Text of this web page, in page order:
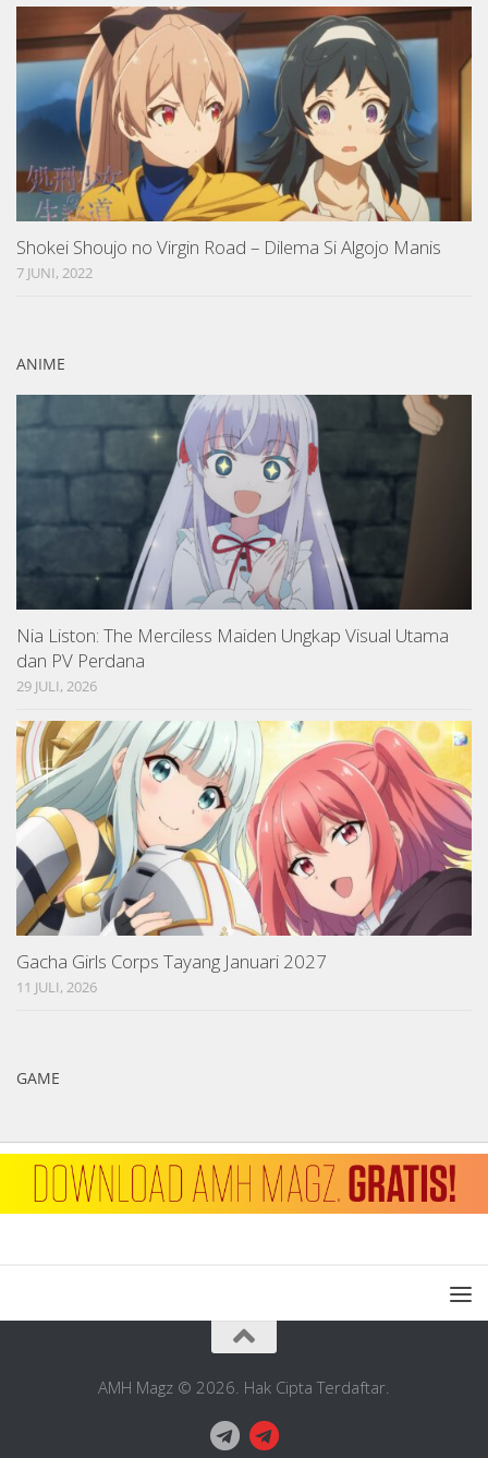
Shokei Shoujo no Virgin Road – Dilema Si Algojo Manis
7 JUNI, 2022
ANIME
Nia Liston: The Merciless Maiden Ungkap Visual Utama
dan PV Perdana
29 JULI, 2026
Gacha Girls Corps Tayang Januari 2027
11 JULI, 2026
GAME
AMH Magz © 2026. Hak Cipta Terdaftar.